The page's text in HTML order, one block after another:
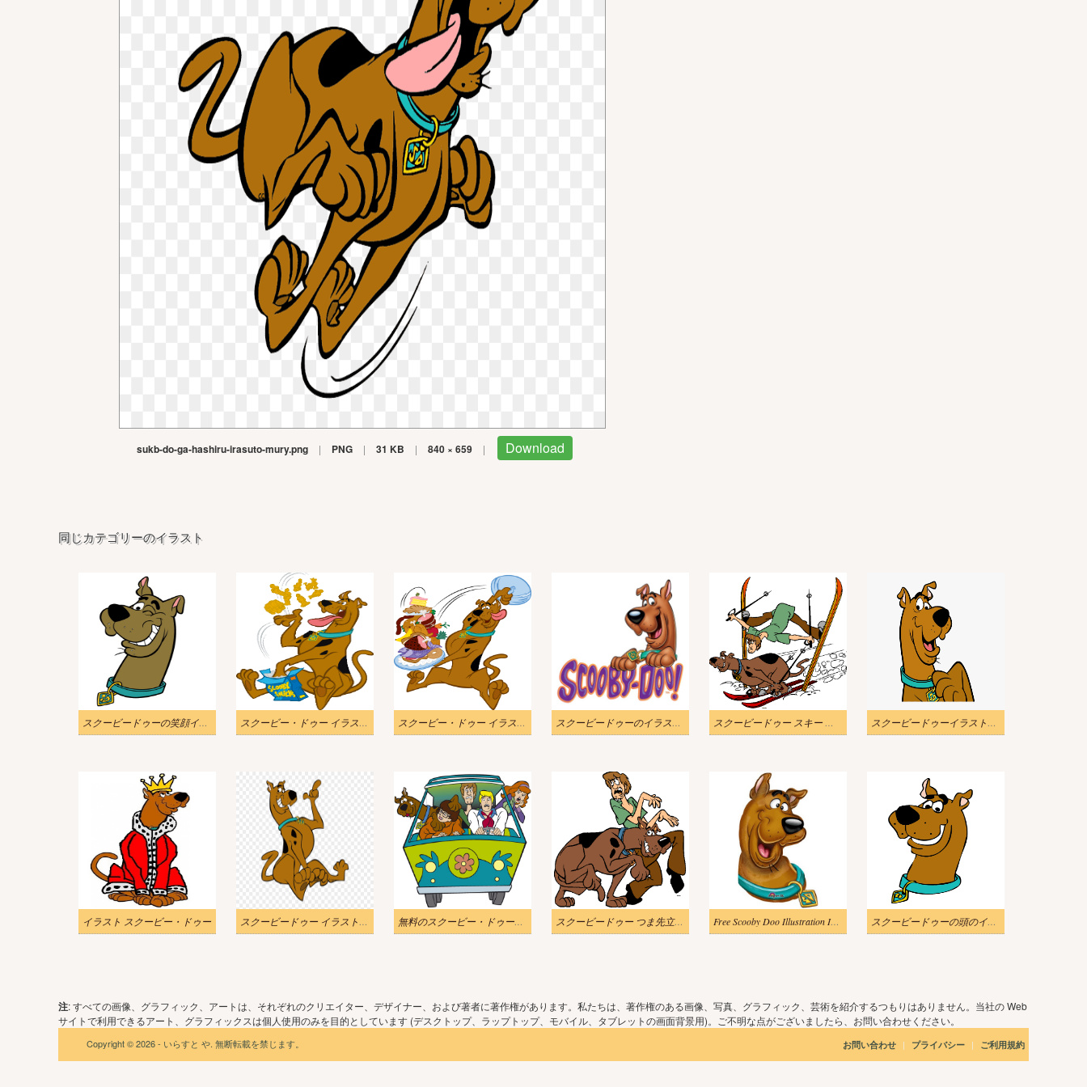
sukb-do-ga-hashiru-irasuto-mury.png | PNG | 31 KB | 840 × 659 | Download
同じカテゴリーのイラスト
スクービードゥーの笑顔イラスト画像 スクービー・ドゥー イラスト画像 2 スクービー・ドゥー イラスト PNG 画像 スクービードゥーのイラスト 無料の写真 スクービードゥー スキー イラスト 無料 スクービードゥーイラスト無料
イラスト スクービー・ドゥー スクービードゥー イラストイメージ 2 無料のスクービー・ドゥーのイラスト スクービードゥー つま先立ち イラスト 無料 Free Scooby Doo Illustration Image スクービードゥーの頭のイラスト
注: すべての画像、グラフィック、アートは、それぞれのクリエイター、デザイナー、および著者に著作権があります。私たちは、著作権のある画像、写真、グラフィック、芸術を紹介するつもりはありません。当社の Web
サイトで利用できるアート、グラフィックスは個人使用のみを目的としています (デスクトップ、ラップトップ、モバイル、タブレットの画面背景用)。ご不明な点がございましたら、お問い合わせください。
Copyright © 2026 - いらすと や. 無断転載を禁じます。 お問い合わせ | プライバシー | ご利用規約